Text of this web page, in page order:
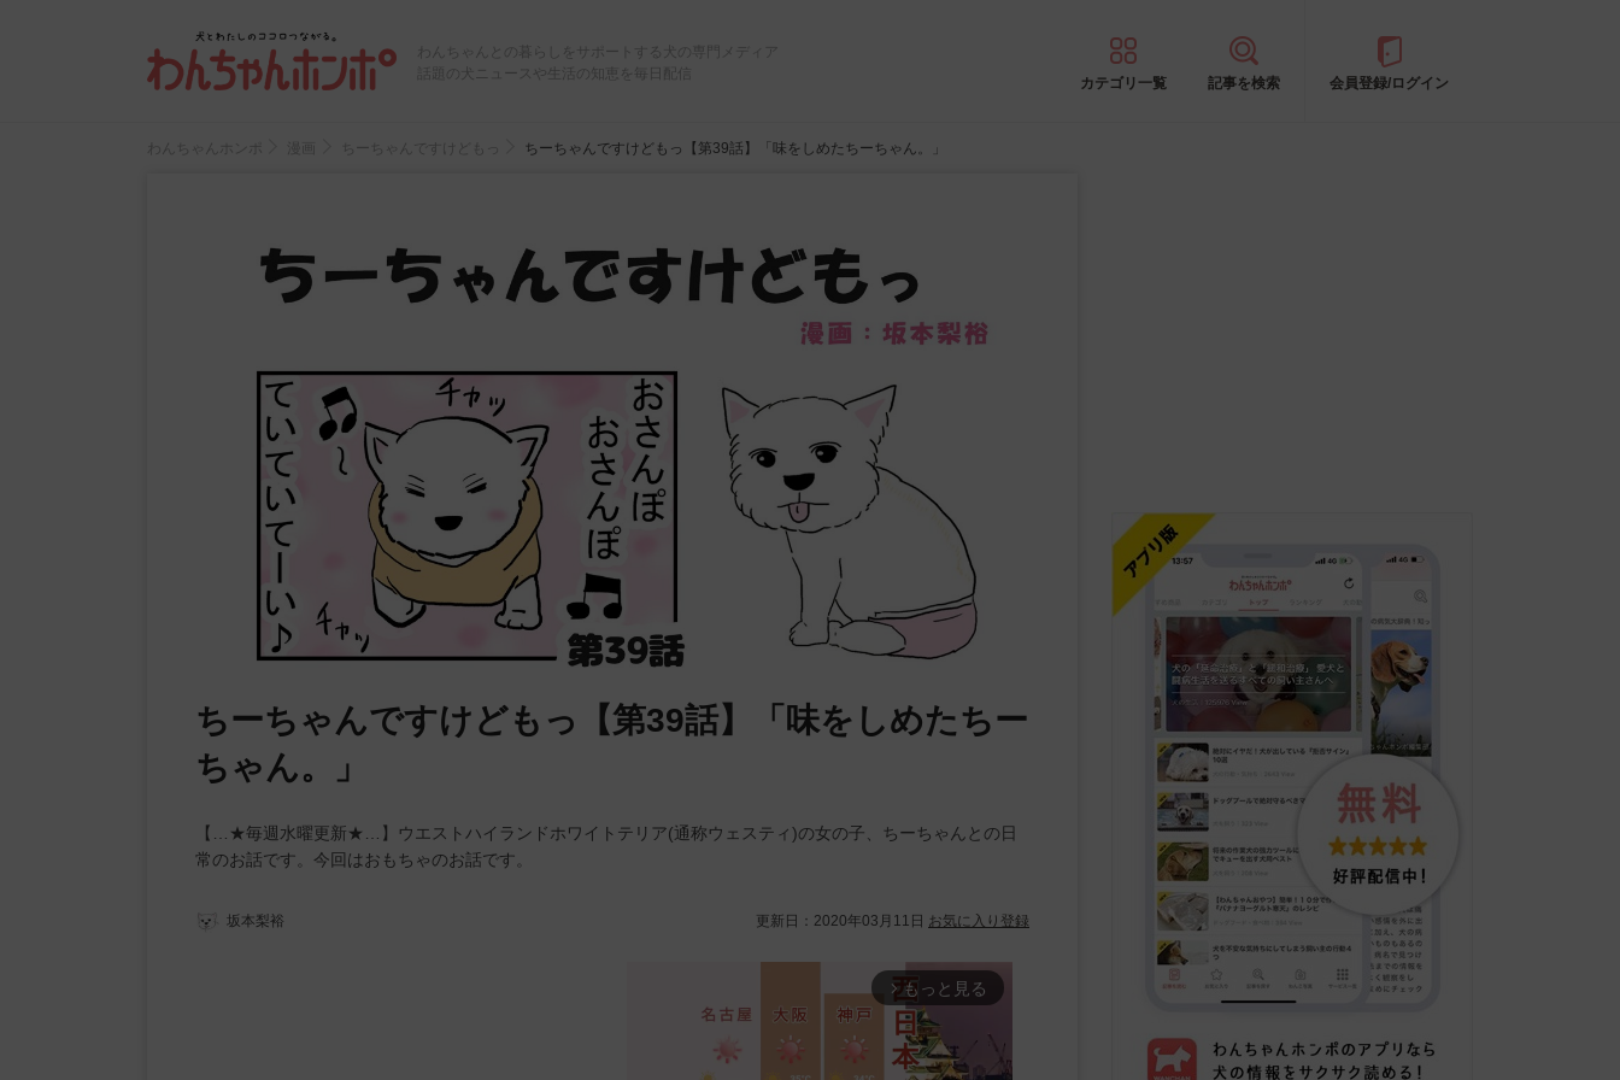
わんちゃんとの暮らしをサポートする犬の専門メディア
話題の犬ニュースや生活の知恵を毎日配信
カテゴリ一覧 記事を検索 会員登録/ログイン
わんちゃんホンポ ちーちゃんですけどもっ ちーちゃんですけどもっ【第39話】「味をしめたちーちゃん。」
ちーちゃんですけどもっ【第39話】「味をしめたちー
ちゃん。」
【…★毎週水曜更新★…】ウエストハイランドホワイトテリア(通称ウェスティ)の女の子、ちーちゃんとの日
常のお話です。今回はおもちゃのお話です。
坂本梨裕 更新日： 2020年03月11日 お気に入り登録
arrow_forward_ios もっと見る